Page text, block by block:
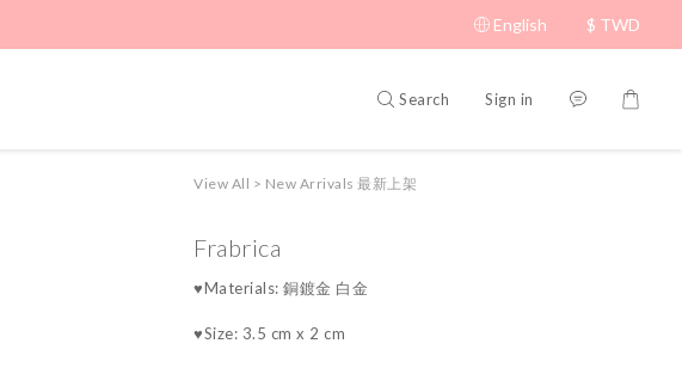
English $ TWD
Search Sign in
View All > New Arrivals 最新上架
Frabrica
♥Materials: 銅鍍金 白金
♥Size: 3.5 cm x 2 cm